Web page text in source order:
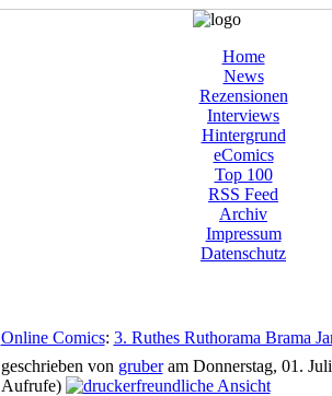
Home
News
Rezensionen
Interviews
Hintergrund
eComics
Top 100
RSS Feed
Archiv
Impressum
Datenschutz
Online Comics: 3. Ruthes Ruthorama Brama
geschrieben von gruberam Donnerstag, 01.
Aufrufe)